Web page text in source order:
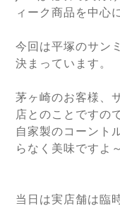
ィーク商品を中心
今回は平塚のサン
決まっています。
茅ヶ崎のお客様、
店とのことですの
自家製のコーント
らなく美味ですよ
当日は実店舗は臨